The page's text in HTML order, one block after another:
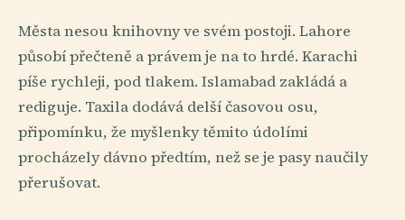
Města nesou knihovny ve svém postoji. Lahore
působí přečteně a právem je na to hrdé. Karachi
píše rychleji, pod tlakem. Islamabad zakládá a
rediguje. Taxila dodává delší časovou osu,
připomínku, že myšlenky těmito údolími
procházely dávno předtím, než se je pasy naučily
přerušovat.